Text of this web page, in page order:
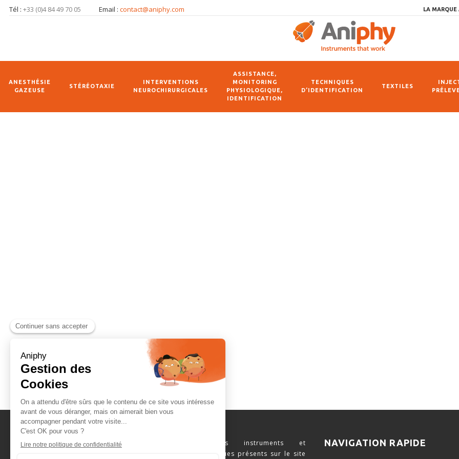
Tél : +33 (0)4 84 49 70 05 Email : contact@aniphy.com LA MARQUE
ANESTHÉSIE
GAZEUSE
STÉRÉOTAXIE
INTERVENTIONS
NEUROCHIRURGICALES
ASSISTANCE,
MONITORING
PHYSIOLOGIQUE,
IDENTIFICATION
TECHNIQUES
D’IDENTIFICATION
TEXTILES
Naviguez parmi les instruments et
consommables scientifiques présents sur le site
NAVIGATION RAPIDE